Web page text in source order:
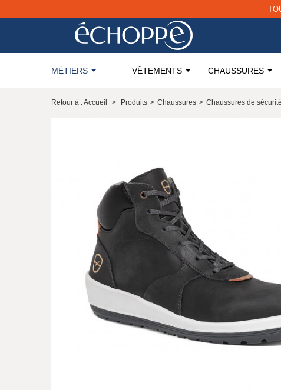
MÉTIERS VÊTEMENTS CHAUSSURES
Retour à : Accueil > Produits > Chaussures > Chaussures de sécurité